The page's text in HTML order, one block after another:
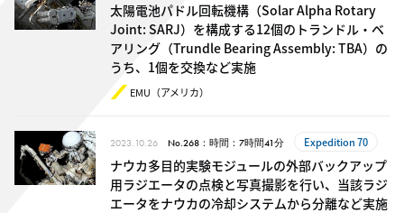
太陽電池パドル回転機構（Solar Alpha Rotary
Joint: SARJ）を構成する12個のトランドル・ベ
アリング（Trundle Bearing Assembly: TBA）の
うち、1個を交換など実施
EMU（アメリカ）
2023.10.26 No.268：時間：7時間41分 Expedition 70
ナウカ多目的実験モジュールの外部バックアップ
用ラジエータの点検と写真撮影を行い、当該ラジ
エータをナウカの冷却システムから分離など実施